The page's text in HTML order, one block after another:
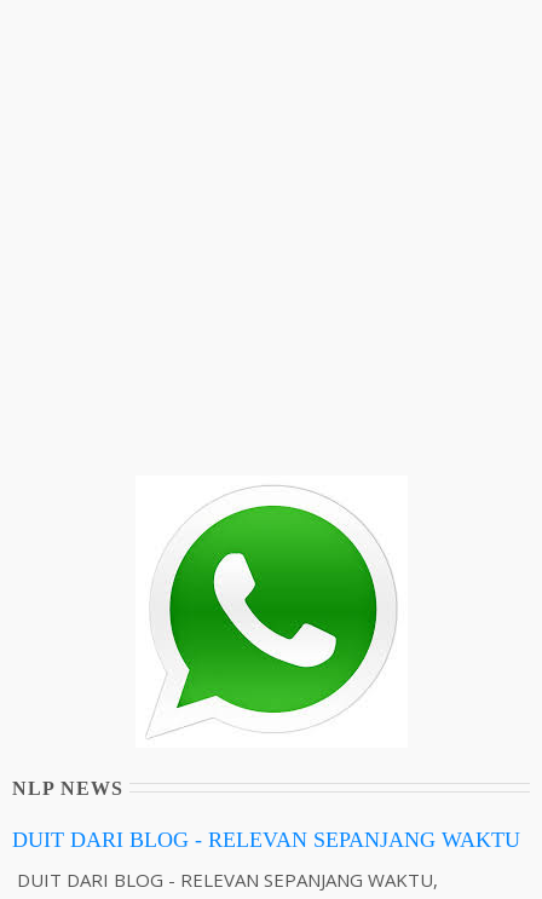
NLP NEWS
DUIT DARI BLOG - RELEVAN SEPANJANG WAKTU
DUIT DARI BLOG - RELEVAN SEPANJANG WAKTU,